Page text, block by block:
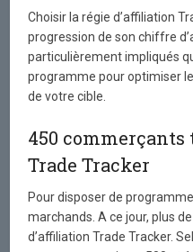
Choisir la régie d’affiliation
progression de son chiffre
particulièrement impliqués
programme pour optimiser
de votre cible.
450
Trade Tracker
Pour disposer de
marchands. A ce jour, plus
d’affiliation Trade Tracker.